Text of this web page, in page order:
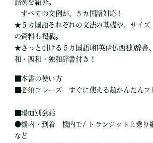
話例を紹介。
すべての文例が、５カ国語対応！
★５カ国語それぞれの文法の基礎や、サイズ
の資料も掲載。
★さっと引ける５カ国語(和英伊仏西独)辞書
和・西和・独和辞書付き！
■本書の使い方
必須フレーズ すぐに使える超かんたん
■場面別会話
●機内・到着 機内で/ トランジットと乗
など